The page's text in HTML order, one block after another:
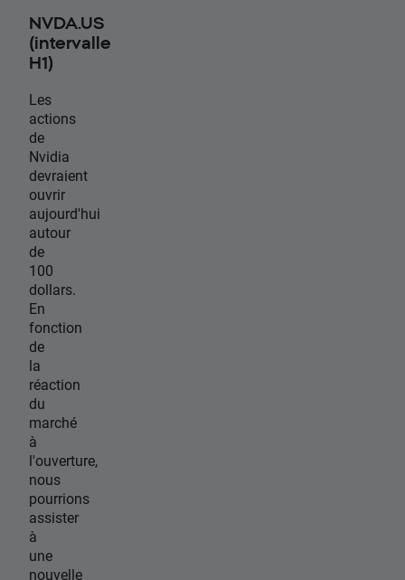
NVDA.US
(intervalle
H1)
Les
actions
de
Nvidia
devraient
ouvrir
aujourd'hui
autour
de
100
dollars.
En
fonction
de
la
réaction
du
marché
à
l'ouverture,
nous
pourrions
assister
à
une
nouvelle